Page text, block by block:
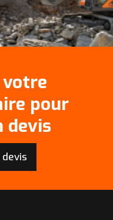
votre
pour
devis